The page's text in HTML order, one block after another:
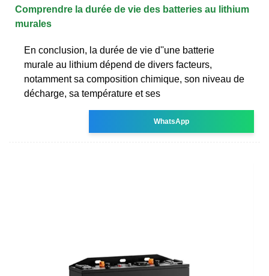
Comprendre la durée de vie des batteries au lithium
murales
En conclusion, la durée de vie d''une batterie
murale au lithium dépend de divers facteurs,
notamment sa composition chimique, son niveau de
décharge, sa température et ses
WhatsApp